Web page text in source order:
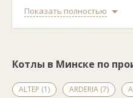
циркуляционными
Автоматическая
электрического
необходимой для дожига
время работы котла.
Помимо котла, в
дистанционного
Показать полностью
Котлы в Минске по
ALTEP (1) ARDERIA (7)